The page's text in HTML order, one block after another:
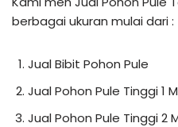
berbagai ukuran mulai dari :
Jual Bibit Pohon Pule
Jual Pohon Pule Tinggi 1
Jual Pohon Pule Tinggi 2